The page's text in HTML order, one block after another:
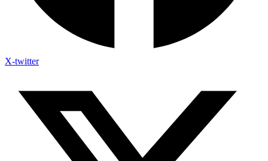
X-twitter